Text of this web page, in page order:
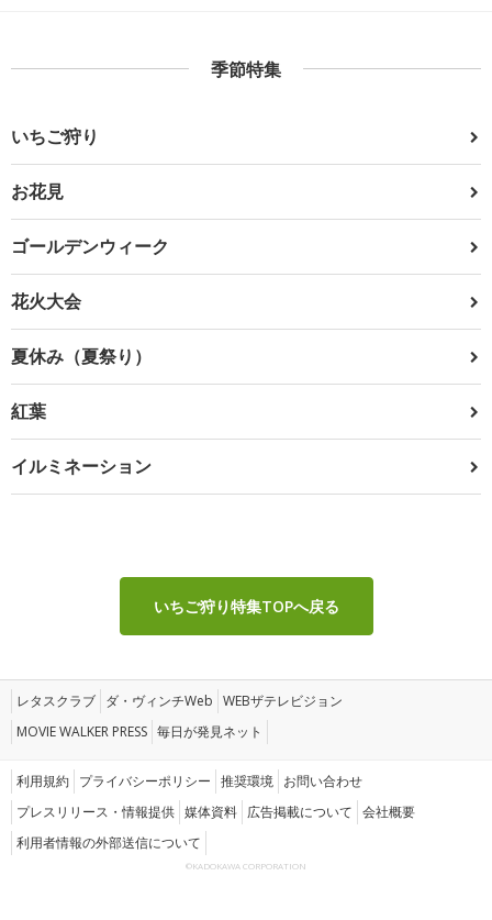
季節特集
いちご狩り
お花見
ゴールデンウィーク
花火大会
夏休み（夏祭り）
紅葉
イルミネーション
いちご狩り特集TOPへ戻る
レタスクラブ ダ・ヴィンチWeb WEBザテレビジョン
MOVIE WALKER PRESS 毎日が発見ネット
利用規約 プライバシーポリシー 推奨環境 お問い合わせ
プレスリリース・情報提供 媒体資料 広告掲載について 会社概要
利用者情報の外部送信について
©KADOKAWA CORPORATION